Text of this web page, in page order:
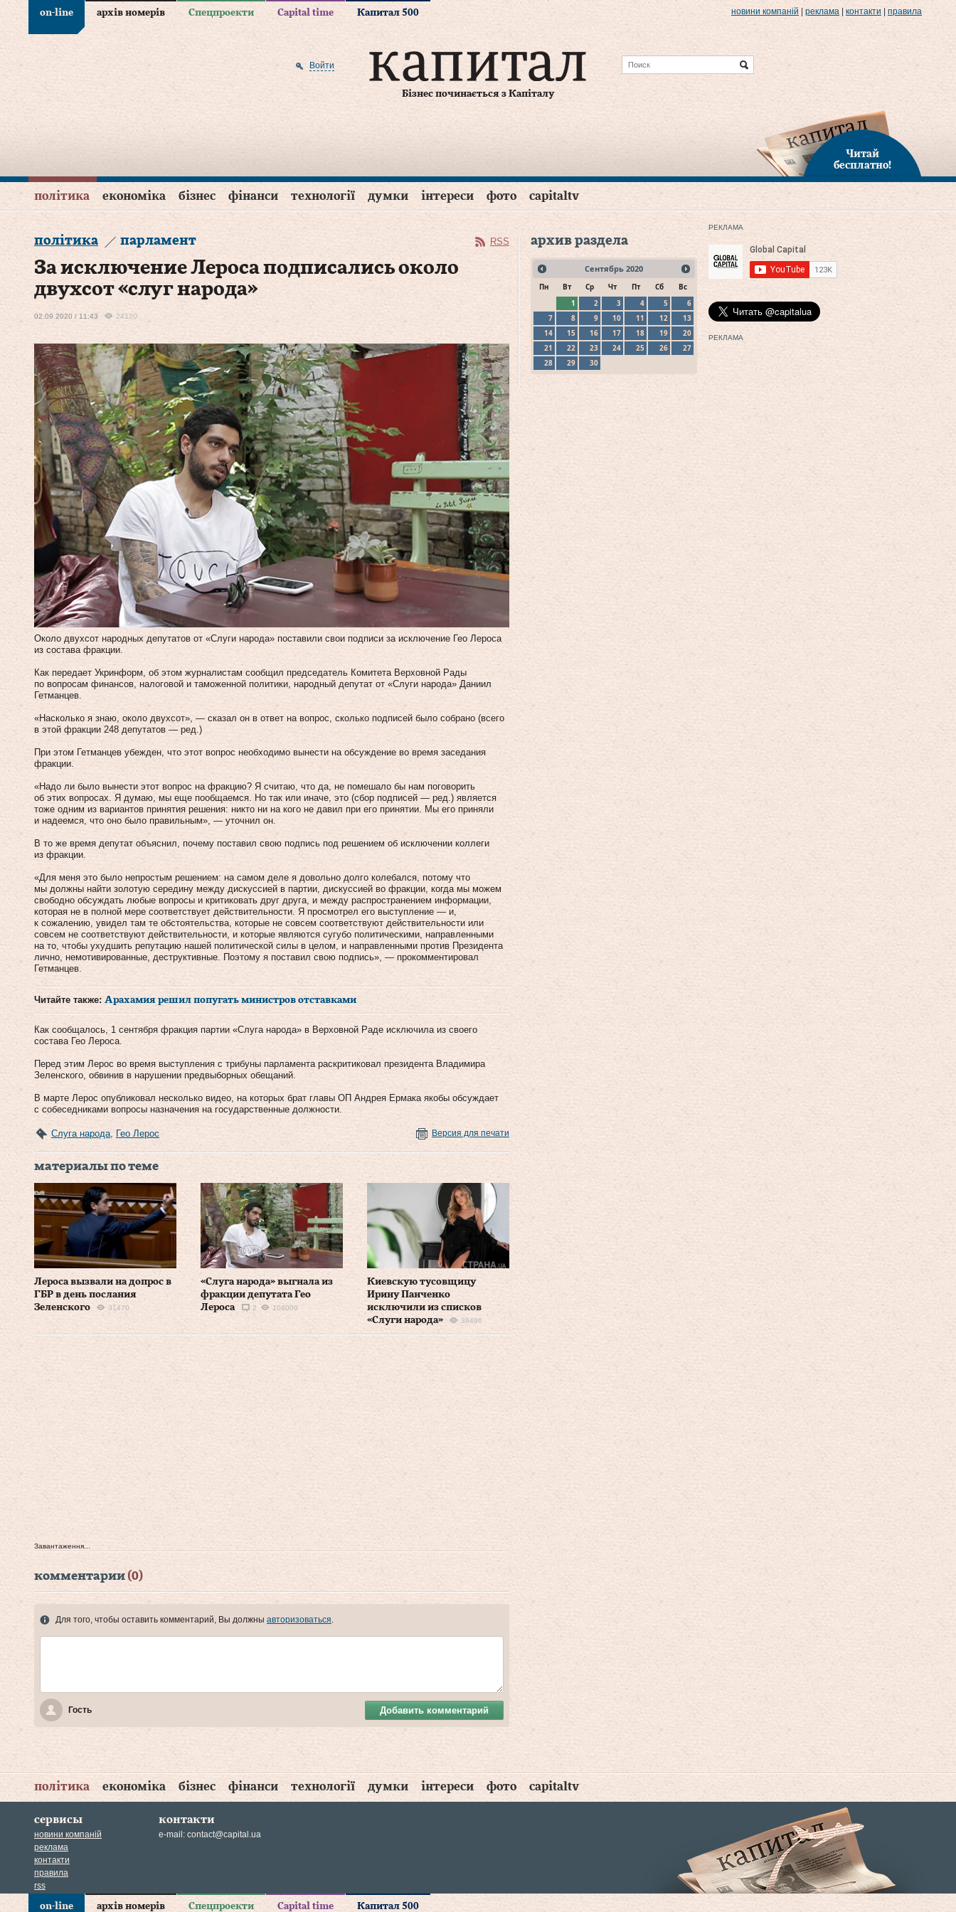
on-line архів номерів Спецпроекти Capital time Капитал 500 новини компаній реклама контакти правила
Бізнес починається з Капіталу
Войти
Читай
бесплатно!
політика економіка бізнес фінанси технології думки інтереси фото capitaltv
політика парламент RSS
За исключение Лероса подписались около
двухсот «слуг народа»
02.09.2020 / 11:43 24120
Около двухсот народных депутатов от «Слуги народа» поставили свои подписи за исключение Гео Лероса
из состава фракции.
Как передает Укринформ, об этом журналистам сообщил председатель Комитета Верховной Рады
по вопросам финансов, налоговой и таможенной политики, народный депутат от «Слуги народа» Даниил
Гетманцев.
«Насколько я знаю, около двухсот», — сказал он в ответ на вопрос, сколько подписей было собрано (всего
в этой фракции 248 депутатов — ред.)
При этом Гетманцев убежден, что этот вопрос необходимо вынести на обсуждение во время заседания
фракции.
«Надо ли было вынести этот вопрос на фракцию? Я считаю, что да, не помешало бы нам поговорить
об этих вопросах. Я думаю, мы еще пообщаемся. Но так или иначе, это (сбор подписей — ред.) является
тоже одним из вариантов принятия решения: никто ни на кого не давил при его принятии. Мы его приняли
и надеемся, что оно было правильным», — уточнил он.
В то же время депутат объяснил, почему поставил свою подпись под решением об исключении коллеги
из фракции.
«Для меня это было непростым решением: на самом деле я довольно долго колебался, потому что
мы должны найти золотую середину между дискуссией в партии, дискуссией во фракции, когда мы можем
свободно обсуждать любые вопросы и критиковать друг друга, и между распространением информации,
которая не в полной мере соответствует действительности. Я просмотрел его выступление — и,
к сожалению, увидел там те обстоятельства, которые не совсем соответствуют действительности или
совсем не соответствуют действительности, и которые являются сугубо политическими, направленными
на то, чтобы ухудшить репутацию нашей политической силы в целом, и направленными против Президента
лично, немотивированные, деструктивные. Поэтому я поставил свою подпись», — прокомментировал
Гетманцев.
Читайте также: Арахамия решил попугать министров отставками
Как сообщалось, 1 сентября фракция партии «Слуга народа» в Верховной Раде исключила из своего
состава Гео Лероса.
Перед этим Лерос во время выступления с трибуны парламента раскритиковал президента Владимира
Зеленского, обвинив в нарушении предвыборных обещаний.
В марте Лерос опубликовал несколько видео, на которых брат главы ОП Андрея Ермака якобы обсуждает
с собеседниками вопросы назначения на государственные должности.
Слуга народа Гео Лерос Версия для печати
материалы по теме
Лероса вызвали на допрос в
ГБР в день послания
Зеленского
31470
«Слуга народа» выгнала из
фракции депутата Гео
Лероса
2 104000
Киевскую тусовщицу
Ирину Панченко
исключили из списков
«Слуги народа»
38496
Завантаження...
комментарии (0)
Для того, чтобы оставить комментарий, Вы должны авторизоваться
Гость Добавить комментарий
архив раздела
Сентябрь 2020
Пн Вт Ср Чт Пт Сб
Вс
1
2 3 4 5
6
7
8 9 10 11 12
13
14
15 16 17 18 19
20
21
22 23 24 25 26
27
28
29 30
РЕКЛАМА
РЕКЛАМА
політика економіка бізнес фінанси технології думки інтереси фото capitaltv
сервисы
новини компаній
реклама
контакти
правила
rss
контакти
e-mail: contact@capital.ua
on-line архів номерів Спецпроекти Capital time Капитал 500